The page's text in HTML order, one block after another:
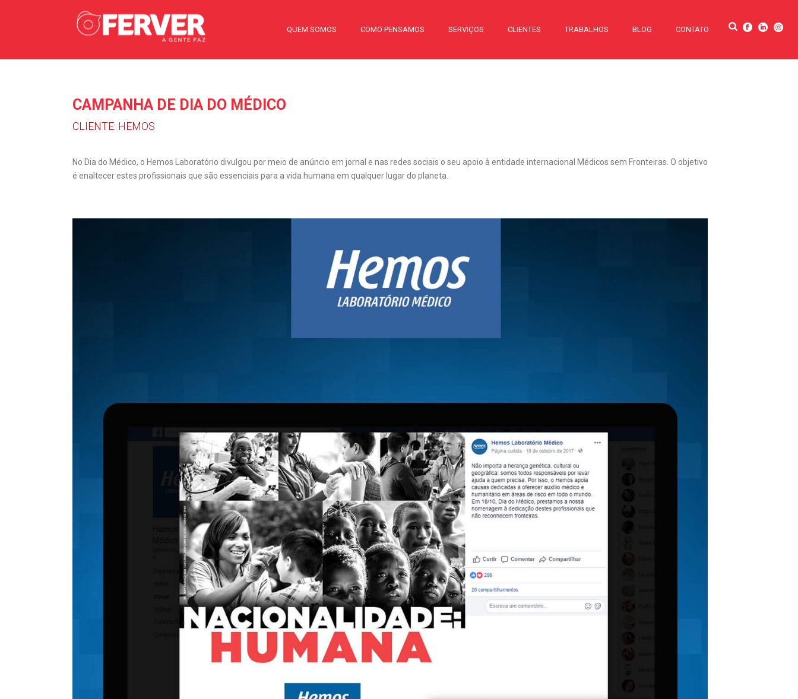
QUEM SOMOS COMO PENSAMOS SERVIÇOS CLIENTES TRABALHOS BLOG CONTATO
CAMPANHA DE DIA DO MÉDICO
CLIENTE: HEMOS
No Dia do Médico, o Hemos Laboratório divulgou por meio de anúncio em jornal e nas redes sociais o seu apoio à entidade internacional Médicos sem Fronteiras. O objetivo
é enaltecer estes profissionais que são essenciais para a vida humana em qualquer lugar do planeta.